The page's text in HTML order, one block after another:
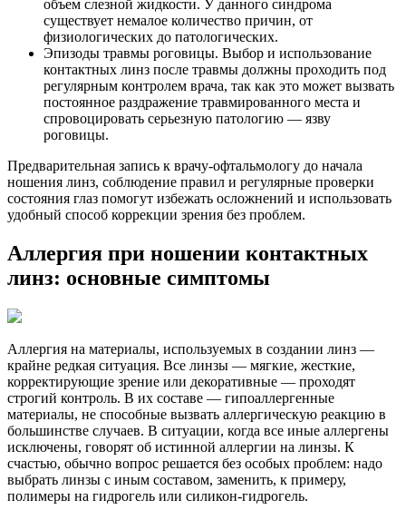
объем слезной жидкости. У данного синдрома
существует немалое количество причин, от
физиологических до патологических.
Эпизоды травмы роговицы. Выбор и использование
контактных линз после травмы должны проходить под
регулярным контролем врача, так как это может вызвать
постоянное раздражение травмированного места и
спровоцировать серьезную патологию — язву
роговицы.
Предварительная запись к врачу-офтальмологу до начала
ношения линз, соблюдение правил и регулярные проверки
состояния глаз помогут избежать осложнений и использовать
удобный способ коррекции зрения без проблем.
Аллергия при ношении контактных
линз: основные симптомы
Аллергия на материалы, используемых в создании линз —
крайне редкая ситуация. Все линзы — мягкие, жесткие,
корректирующие зрение или декоративные — проходят
строгий контроль. В их составе — гипоаллергенные
материалы, не способные вызвать аллергическую реакцию в
большинстве случаев. В ситуации, когда все иные аллергены
исключены, говорят об истинной аллергии на линзы. К
счастью, обычно вопрос решается без особых проблем: надо
выбрать линзы с иным составом, заменить, к примеру,
полимеры на гидрогель или силикон-гидрогель.